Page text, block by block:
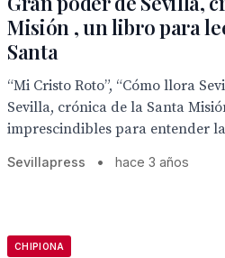
Misión , un libro para
Santa
“Mi Cristo Roto”, “Cómo llora
Sevilla, crónica de la Santa
imprescindibles para entender
Sevillapress • hace 3 años
CHIPIONA